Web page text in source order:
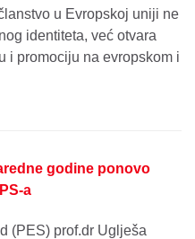
u Evropskoj uniji ne
identiteta, već otvara
i promociju na evropskom i
godine ponovo
a
(PES) prof.dr Uglješa